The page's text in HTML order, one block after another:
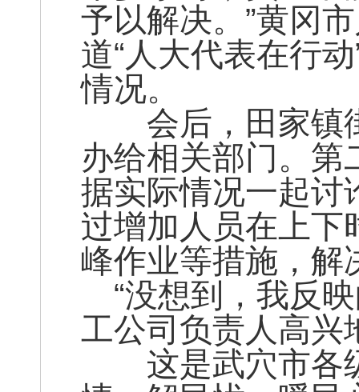
予以解决。”黄冈
道“人大代表在行
情况。
会后，田家镇
办给相关部门。第
据实际情况一起讨
过增加人员在上下
峰作业等措施，解
“没想到，我反
工公司负责人高兴
这是武穴市各级